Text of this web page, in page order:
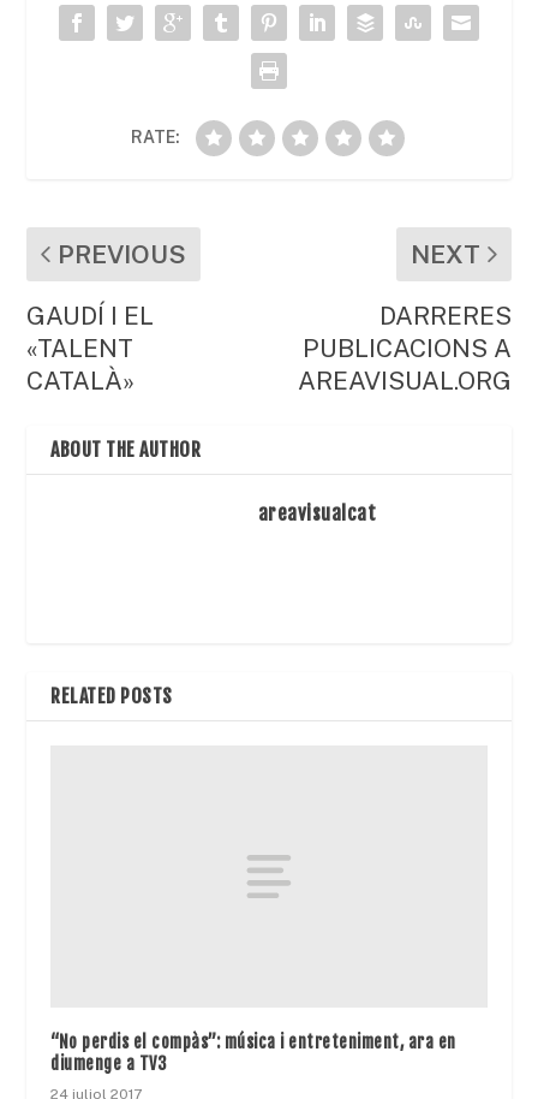
o
p ix
RATE:
PREVIOUS
GAUDÍ I EL
«TALENT
CATALÀ»
NEXT
DARRERES
PUBLICACIONS A
AREAVISUAL.ORG
ABOUT THE AUTHOR
areavisualcat
RELATED POSTS
“No perdis el compàs”: música i entreteniment, ara en
diumenge a TV3
24 juliol 2017